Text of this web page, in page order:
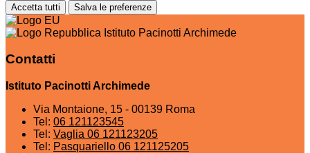
Accetta tutti Salva le preferenze
Istituto Pacinotti Archimede
Contatti
Istituto Pacinotti Archimede
Via Montaione, 15 - 00139 Roma
Tel: 06 121123545
Tel: Vaglia 06 121123205
Tel: Pasquariello 06 121125205